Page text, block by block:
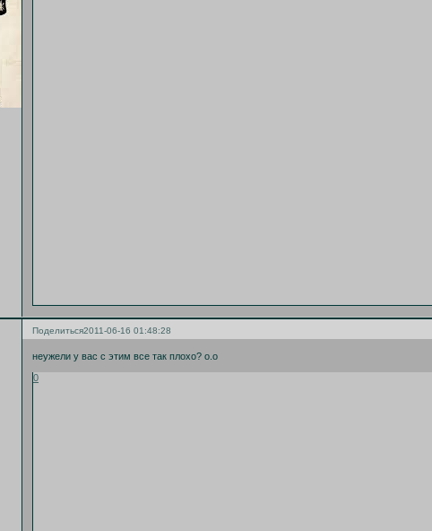
Поделиться2011-06-16 01:48:28
неужели у вас с этим все так плохо? о.о
0